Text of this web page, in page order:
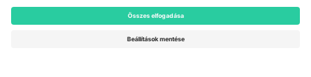
Regus Sofia City West, bul
UAE Dubai Silicon Oasis, DDP
Building A1, Office 302, Dubai,